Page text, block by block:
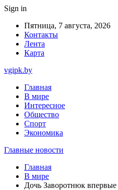
Sign in
Пятница, 7 августа, 2026
Контакты
Лента
Карта
vgipk.by
Главная
В мире
Интересное
Общество
Спорт
Экономика
Главные новости
Главная
В мире
Дочь Заворотнюк впервые